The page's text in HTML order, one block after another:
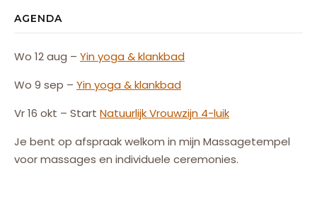
AGENDA
Wo 12 aug – Yin yoga & klankbad
Wo 9 sep – Yin yoga & klankbad
Vr 16 okt – Start NatuurlijkVrouwzijn 4-luik
Je bent op afspraak welkom in mijn Massagetempel
voor massages en individuele ceremonies.